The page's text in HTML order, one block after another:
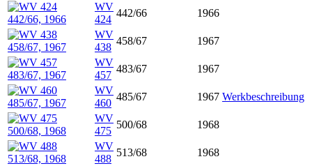
WV
424
442/66
1966
WV
438
458/67
1967
WV
457
483/67
1967
WV
460
485/67 1967 Werkbeschreibung
WV
475
500/68
1968
WV
488
513/68
1968